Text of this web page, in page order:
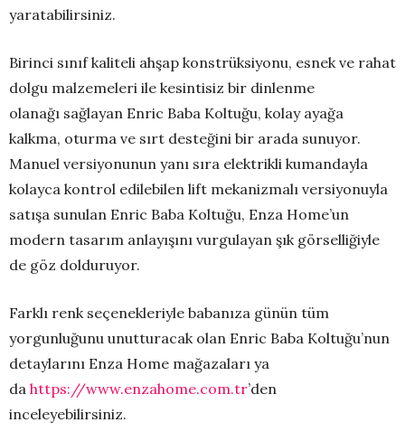
yaratabilirsiniz.
Birinci sınıf kaliteli ahşap konstrüksiyonu, esnek ve rahat
dolgu malzemeleri ile kesintisiz bir dinlenme
olanağı sağlayan Enric Baba Koltuğu, kolay ayağa
kalkma, oturma ve sırt desteğini bir arada sunuyor.
Manuel versiyonunun yanı sıra elektrikli kumandayla
kolayca kontrol edilebilen lift mekanizmalı versiyonuyla
satışa sunulan Enric Baba Koltuğu, Enza Home’un
modern tasarım anlayışını vurgulayan şık görselliğiyle
de göz dolduruyor.
Farklı renk seçenekleriyle babanıza günün tüm
yorgunluğunu unutturacak olan Enric Baba Koltuğu’nun
detaylarını Enza Home mağazaları ya
da https://www.enzahome.com.tr’den
inceleyebilirsiniz.